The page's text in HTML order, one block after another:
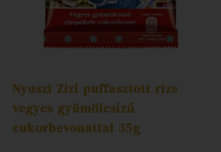
Nyuszi Zizi puffasztott rizs
vegyes gyümölcsízű
cukorbevonattal 35g